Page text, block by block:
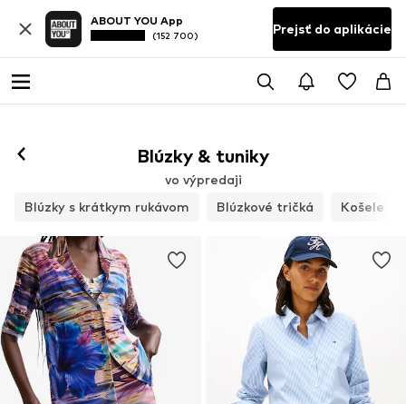
ABOUT YOU App
(152 700) Prejsť do aplikácie
Blúzky & tuniky
vo výpredaji
Blúzky s krátkym rukávom
Blúzkové tričká Košele